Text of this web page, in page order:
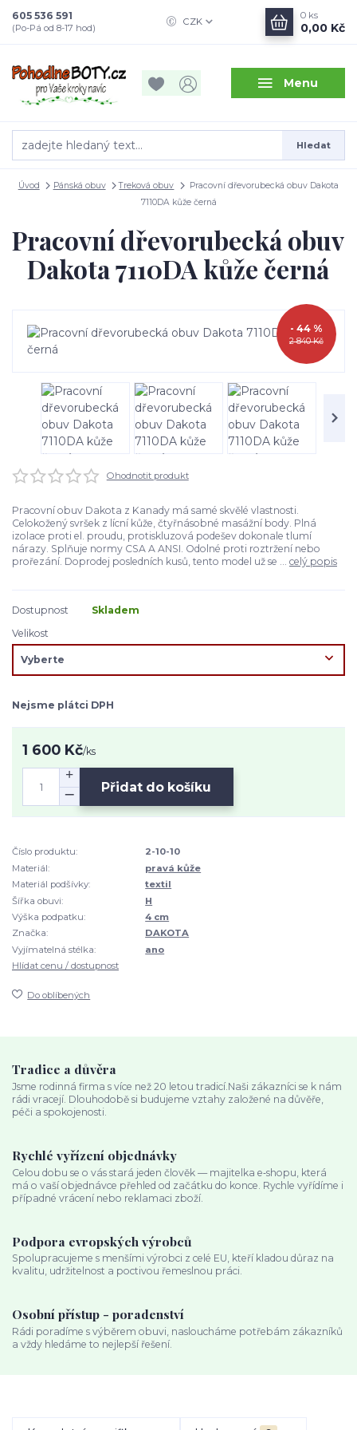
Menu
CZK
Hledat
605 536 591
(Po-Pá od 8-17 hod)
0 ks
0,00 Kč
Úvod Pánská obuv Treková obuv
Pracovní dřevorubecká obuv Dakota
7110DA kůže černá
Pracovní dřevorubecká obuv
Dakota 7110DA kůže černá
2 840 Kč
- 44 %
Ohodnotit produkt
Pracovní obuv Dakota z Kanady má samé skvělé vlastnosti.
Celokožený svršek z lícní kůže, čtyřnásobné masážní body. Plná
izolace proti el. proudu, protiskluzová podešev dokonale tlumí
nárazy. Splňuje normy CSA A ANSI. Odolné proti roztržení nebo
prořezání. Doprodej posledních kusů, tento model už se ... celý popis
Dostupnost
Skladem
Velikost
Nejsme plátci DPH
1 600 Kč/ks
Přidat do košíku
Číslo produktu:
2-10-10
Materiál:
pravá kůže
Materiál podšívky:
textil
Šířka obuvi:
H
Výška podpatku:
4 cm
Značka:
DAKOTA
Vyjímatelná stélka:
ano
Hlídat cenu / dostupnost
Do oblíbených
Tradice a důvěra
Jsme rodinná firma s více než 20 letou tradicí.Naši zákazníci se k nám
rádi vracejí. Dlouhodobě si budujeme vztahy založené na důvěře,
péči a spokojenosti.
Rychlé vyřízení objednávky
Celou dobu se o vás stará jeden člověk — majitelka e‑shopu, která
má o vaší objednávce přehled od začátku do konce. Rychle vyřídíme i
případné vrácení nebo reklamaci zboží.
Podpora evropských výrobců
Spolupracujeme s menšími výrobci z celé EU, kteří kladou důraz na
kvalitu, udržitelnost a poctivou řemeslnou práci.
Osobní přístup - poradenství
Rádi poradíme s výběrem obuvi, nasloucháme potřebám zákazníků
a vždy hledáme to nejlepší řešení.